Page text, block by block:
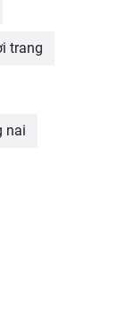
trang
nai